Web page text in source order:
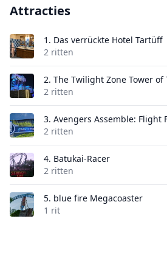
Attracties
1. Das verrückte Hotel Tartüff
2 ritten
2. The Twilight Zone Tower of
2 ritten
3. Avengers Assemble: Flight
2 ritten
4. Batukai-Racer
2 ritten
5. blue fire Megacoaster
1 rit